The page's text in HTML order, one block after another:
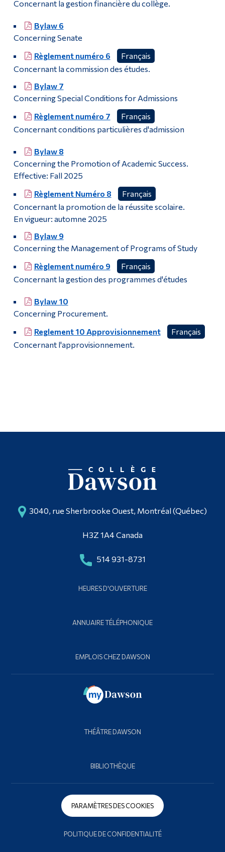
Concernant la gestion financière du collège.
Bylaw 6
Concerning Senate
Règlement numéro 6
Français
Concernant la commission des études.
Bylaw 7
Concerning Special Conditions for Admissions
Règlement numéro 7
Français
Concernant conditions particulières d'admission
Bylaw 8
Concerning the Promotion of Academic Success.
Effective: Fall 2025
Règlement Numéro 8
Français
Concernant la promotion de la réussite scolaire.
En vigueur: automne 2025
Bylaw 9
Concerning the Management of Programs of Study
Règlement numéro 9
Français
Concernant la gestion des programmes d'études
Bylaw 10
Concerning Procurement.
Reglement 10 Approvisionnement
Français
Concernant l'approvisionnement.
3040, rue Sherbrooke Ouest, Montréal (Québec)
H3Z 1A4 Canada
514 931-8731
HEURES D'OUVERTURE
ANNUAIRE TÉLÉPHONIQUE
EMPLOIS CHEZ DAWSON
THÉÂTRE DAWSON
BIBLIOTHÈQUE
PARAMÈTRES DES COOKIES
POLITIQUE DE CONFIDENTIALITÉ